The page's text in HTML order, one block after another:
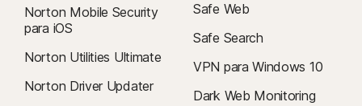
Norton Mobile Security
para iOS
Norton Utilities Ultimate
Norton Driver Updater
Safe Web
Safe Search
VPN para Windows 10
Dark Web Monitoring